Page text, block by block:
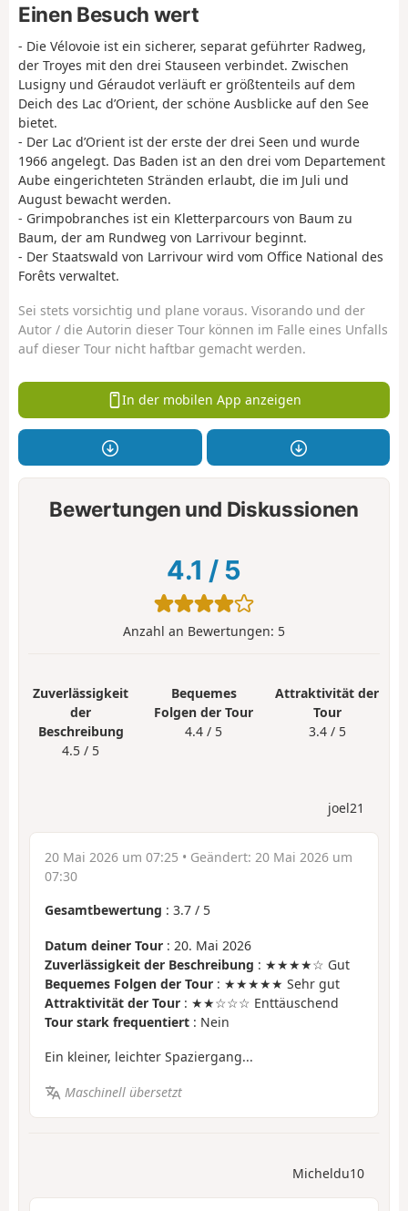
Einen Besuch wert
- Die Vélovoie ist ein sicherer, separat geführter Radweg,
der Troyes mit den drei Stauseen verbindet. Zwischen
Lusigny und Géraudot verläuft er größtenteils auf dem
Deich des Lac d’Orient, der schöne Ausblicke auf den See
bietet.
- Der Lac d’Orient ist der erste der drei Seen und wurde
1966 angelegt. Das Baden ist an den drei vom Departement
Aube eingerichteten Stränden erlaubt, die im Juli und
August bewacht werden.
- Grimpobranches ist ein Kletterparcours von Baum zu
Baum, der am Rundweg von Larrivour beginnt.
- Der Staatswald von Larrivour wird vom Office National des
Forêts verwaltet.
Sei stets vorsichtig und plane voraus. Visorando und der
Autor / die Autorin dieser Tour können im Falle eines Unfalls
auf dieser Tour nicht haftbar gemacht werden.
In der mobilen App anzeigen
Bewertungen und Diskussionen
4.1 / 5
Anzahl an Bewertungen: 5
Zuverlässigkeit
der
Beschreibung
4.5 / 5
Bequemes
Folgen der Tour
4.4 / 5
Attraktivität der
Tour
3.4 / 5
joel21
20 Mai 2026 um 07:25 • Geändert: 20 Mai 2026 um
07:30
Gesamtbewertung : 3.7 / 5
Datum deiner Tour : 20. Mai 2026
Zuverlässigkeit der Beschreibung : ★★★★☆ Gut
Bequemes Folgen der Tour : ★★★★★ Sehr gut
Attraktivität der Tour : ★★☆☆☆ Enttäuschend
Tour stark frequentiert : Nein
Ein kleiner, leichter Spaziergang...
Maschinell übersetzt
Micheldu10